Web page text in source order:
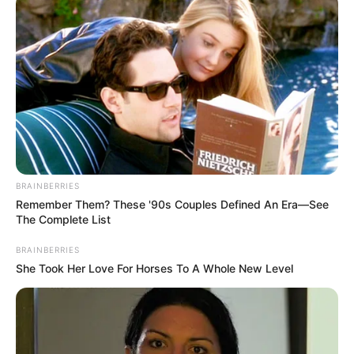
Οργή για τροχαίο στην Νέα Αρτάκη
Ακολουθήστε το evianews.com στοGoogle
News
ΤΑ ΠΙΟ ΔΗΜΟΦΙΛΗ
BRAINBERRIES
Remember Them? These '90s Couples Defined An Era—See
The Complete List
BRAINBERRIES
She Took Her Love For Horses To A Whole New Level